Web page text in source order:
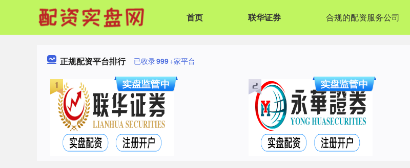
首页 联华证券 合规的配资服务公司
正规配资平台排行 已收录999+家平台